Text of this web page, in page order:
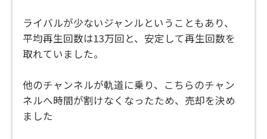
ライバルが少ないジャンルということもあり、
平均再生回数は13万回と、安定して再生回数を
取れていました。
他のチャンネルが軌道に乗り、こちらのチャン
ネルへ時間が割けなくなったため、売却を決め
ました